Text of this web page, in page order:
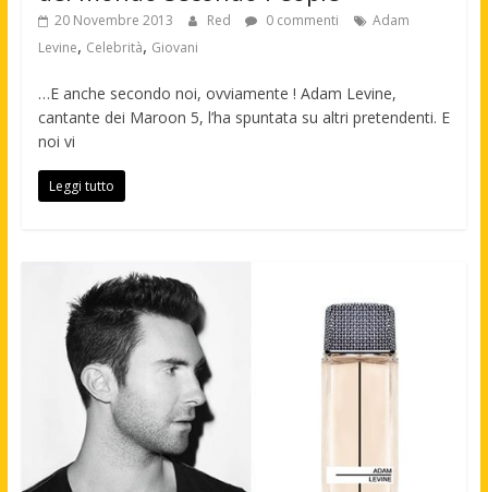
20 Novembre 2013 Red 0 commenti
Adam
Levine, Celebrità, Giovani
…E anche secondo noi, ovviamente ! Adam Levine,
cantante dei Maroon 5, l’ha spuntata su altri pretendenti. E
noi vi
Leggi tutto